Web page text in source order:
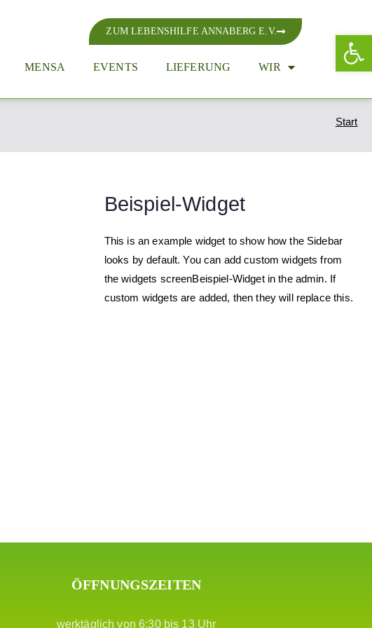
ZUM LEBENSHILFE ANNABERG E.V.
MENSA EVENTS LIEFERUNG WIR
Start
Beispiel-Widget
This is an example widget to show how the Sidebar
looks by default. You can add custom widgets from
the widgets screenBeispiel-Widget in the admin. If
custom widgets are added, then they will replace this.
ÖFFNUNGSZEITEN
werktäglich von 6:30 bis 13 Uhr